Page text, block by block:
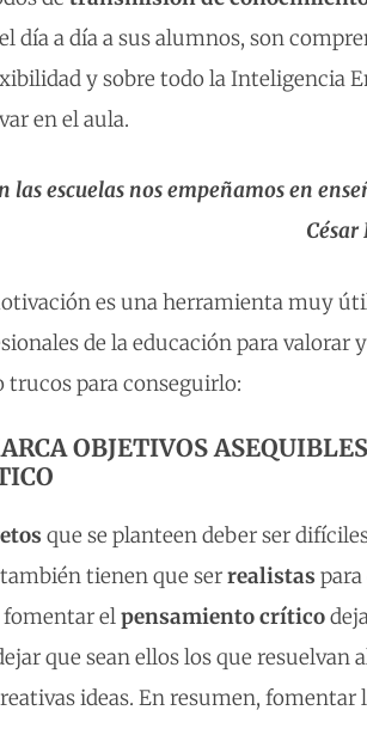
día a día a sus alumnos, son
y sobre todo la Inteligencia
en el aula.
las escuelas nos empeñamos en
César
es una herramienta muy
de la educación para valorar
trucos para conseguirlo:
OBJETIVOS
que se planteen deber ser
tienen que serrealistas
fomentar elpensamiento crítico
que sean ellos los que
ideas. En resumen, fomentar